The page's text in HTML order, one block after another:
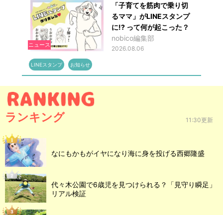
ニュース
「子育てを筋肉で乗り切
るママ」がLINEスタンプ
に!? って何が起こった？
nobico編集部
2026.08.06
LINEスタンプ お知らせ
ランキング 11:30更新
なにもかもがイヤになり海に身を投げる西郷隆盛
代々木公園で6歳児を見つけられる？「見守り瞬足」
リアル検証